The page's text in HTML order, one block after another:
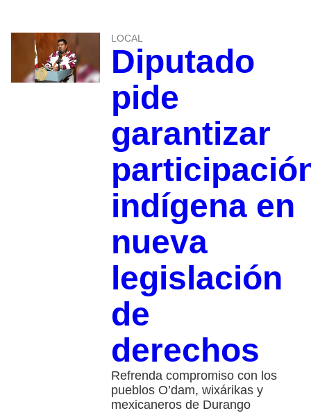
LOCAL
Diputado
pide
garantizar
indígena en
nueva
legislación
de
derechos
Refrenda compromiso con los
pueblos O’dam, wixárikas y
mexicaneros de Durango